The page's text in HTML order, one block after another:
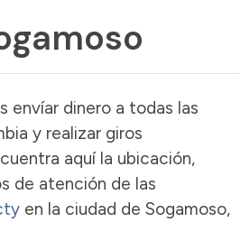
envíar dinero a todas las
y realizar giros
aquí la ubicación,
de atención de las
en la ciudad de Sogamoso,